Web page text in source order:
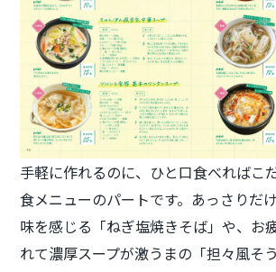
手軽に作れるのに、ひと口食べればこ
食メニューのパートです。あっさりだ
味を感じる「ねぎ塩焼きそば」や、お
れて濃厚スープが激うまの「担々風そ